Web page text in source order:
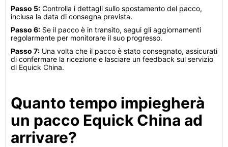
Passo 5: Controlla i dettagli sullo spostamento del pacco,
inclusa la data di consegna prevista.
Passo 6: Se il pacco è in transito, segui gli aggiornamenti
regolarmente per monitorare il suo progresso.
Passo 7: Una volta che il pacco è stato consegnato, assicurati
di confermare la ricezione e lasciare un feedback sul servizio
di Equick China.
Quanto tempo impiegherà
un pacco Equick China ad
arrivare?